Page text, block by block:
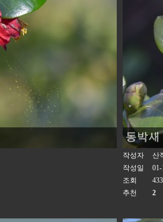
동박새
작성자
산
작성일
01-
조회
추천
2